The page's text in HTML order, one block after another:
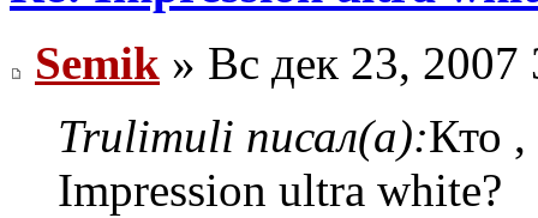
Semik » Вс дек 23, 2007
Trulimuli писал(а):Кто ,
Impression ultra white?